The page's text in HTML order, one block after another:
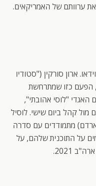
ערוותם של האמריקאים.
ארון סורקין ("סטודיו
הפעם כזו שמתרחשת
"לוסי אהובתי",
קהל ביום שישי. לוסיל
בארדם) מתמודדים עם סדרה
על התוכנית שלהם, על
2021.